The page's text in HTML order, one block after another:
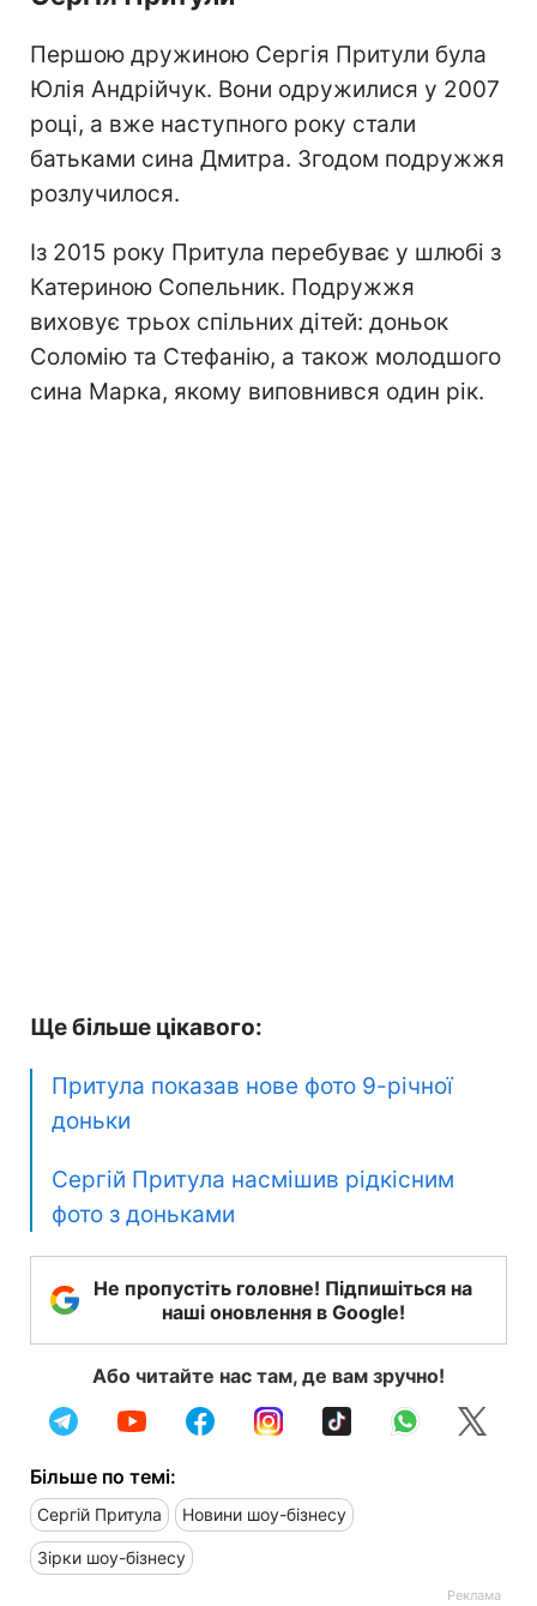
Першою дружиною Сергія Притули була
Юлія Андрійчук. Вони одружилися у 2007
році, а вже наступного року стали
батьками сина Дмитра. Згодом подружжя
розлучилося.
Із 2015 року Притула перебуває у шлюбі з
Катериною Сопельник. Подружжя
виховує трьох спільних дітей: доньок
Соломію та Стефанію, а також молодшого
сина Марка, якому виповнився один рік.
Ще більше цікавого:
Притула показав нове фото 9-річної
доньки
Сергій Притула насмішив рідкісним
фото з доньками
Не пропустіть головне! Підпишіться на
наші оновлення в Google!
Або читайте нас там, де вам зручно!
Більше по темі:
Сергій Притула Новини шоу-бізнесу
Зірки шоу-бізнесу